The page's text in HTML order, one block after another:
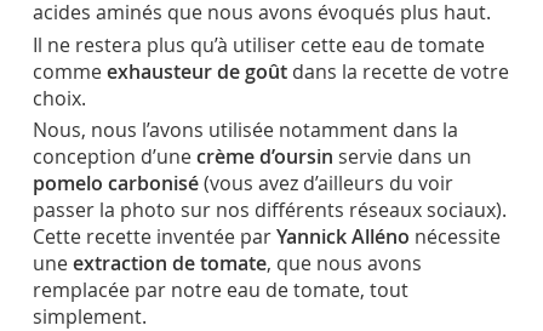
acides aminés que nous avons évoqués plus haut.
Il ne restera plus qu’à utiliser cette eau de tomate
commeexhausteurde goûtdans la recette de votre
choix.
Nous, nous l’avons utilisée notamment dans la
conception d’unecrème d’oursin servie dans un
pomelo carbonisé(vous avez d’ailleurs du voir
passer la photo sur nos différents réseaux sociaux).
Cette recette inventée parYannick Alléno nécessite
uneextraction de tomate, que nous avons
remplacée par notre eau de tomate, tout
simplement.